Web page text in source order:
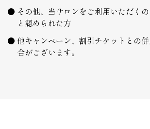
その他、当サロンをご利用いただく
と認められた方
他キャンペーン、割引チケットとの
合がございます。